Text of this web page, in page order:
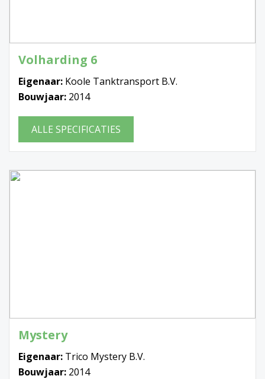
Volharding 6
Eigenaar: Koole Tanktransport B.V.
Bouwjaar: 2014
ALLE SPECIFICATIES
Mystery
Eigenaar: Trico Mystery B.V.
Bouwjaar: 2014